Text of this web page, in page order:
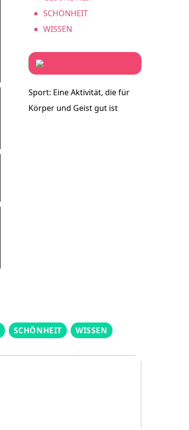
SCHÖNHEIT
WISSEN
Sport: Eine Aktivität, die für
Körper und Geist gut ist
SCHÖNHEIT WISSEN